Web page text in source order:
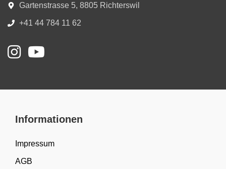
Gartenstrasse 5, 8805 Richterswil
+41 44 784 11 62
Informationen
Impressum
AGB